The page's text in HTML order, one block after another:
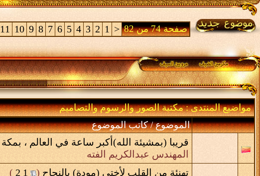
صفحة 74 من 82 <
1
2
3
4
5
6
7
8
9
10
11
مواضيع المنتدى: مكتبة الصور والرسوم والتصاميم
الموضوع/كاتب الموضوع
قريبا (بمشيئة الله)أكبر ساعة في العالم ، بمكة
المهندس عبدالكريم الفته
تهنئة من القلب لأختي (مودة) بالنجاح (
1
2
)